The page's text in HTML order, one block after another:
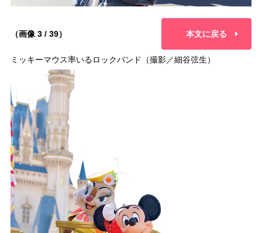
（画像 3 / 39） 本文に戻る
ミッキーマウス率いるロックバンド（撮影／細谷弦生）